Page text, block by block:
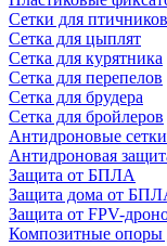
Сетки для птичников
Сетка для цыплят
Сетка для курятника
Сетка для перепелов
Сетка для брудера
Сетка для бройлеров
Антидроновые сетки
Антидроновая
Защита от БПЛА
Защита дома от
Защита от FPV-
Композитные опоры